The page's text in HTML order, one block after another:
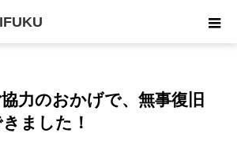
多くの方のご協力のおかげで、無事復旧することが
力のおかげで、無事復旧
ました！